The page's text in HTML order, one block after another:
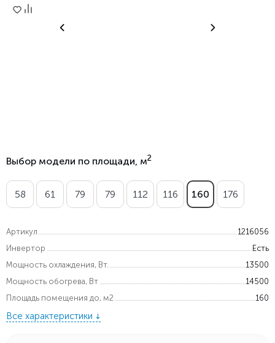
Выбор модели по площади, м2
58 61 79 79 112 116 160 176
Артикул
1216056
Инвертор
Есть
Мощность охлаждения, Вт.
13500
Мощность обогрева, Вт
14500
Площадь помещения до, м2
160
Все характеристики